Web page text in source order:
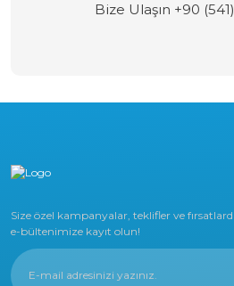
Bize Ulaşın +90
Size özel kampanyalar, teklifler ve
e-bültenimize kayıt olun!